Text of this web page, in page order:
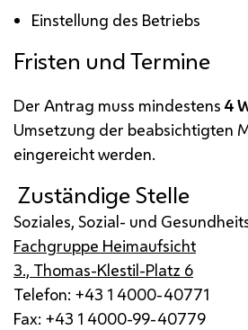
Einstellung des Betriebs
Fristen und Termine
Der Antrag muss mindestens4
Umsetzung der beabsichtigten
eingereicht werden.
Zuständige Stelle
Soziales, Sozial- und
Fachgruppe Heimaufsicht
3., Thomas-Klestil-Platz 6
Telefon: +43 1 4000-40771
Fax: +43 1 4000-99-40779